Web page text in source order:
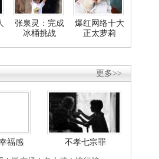
张泉灵：完成
冰桶挑战
爆红网络十大
正太萝莉
更多>>
福感
不孝七宗罪